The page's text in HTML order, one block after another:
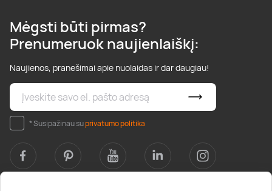
Mėgsti būti pirmas?
Prenumeruok naujienlaiškį:
Naujienos, pranešimai apie nuolaidas ir dar daugiau!
* Susipažinau suprivatumo politika